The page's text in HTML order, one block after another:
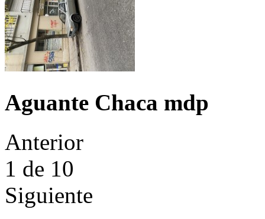
Aguante Chaca mdp
Anterior
1 de 10
Siguiente